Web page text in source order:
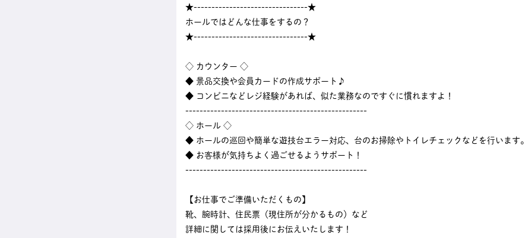
★--------------------------------★
ホールではどんな仕事をするの？
★--------------------------------★
◇ カウンター ◇
◆ 景品交換や会員カードの作成サポート♪
◆ コンビニなどレジ経験があれば、似た業務なのですぐに慣れますよ！
---------------------------------------------------
◇ ホール ◇
◆ ホールの巡回や簡単な遊技台エラー対応、台のお掃除やトイレチェックなどを行います。
◆ お客様が気持ちよく過ごせるようサポート！
---------------------------------------------------
【お仕事でご準備いただくもの】
靴、腕時計、住民票（現住所が分かるもの）など
詳細に関しては採用後にお伝えいたします！